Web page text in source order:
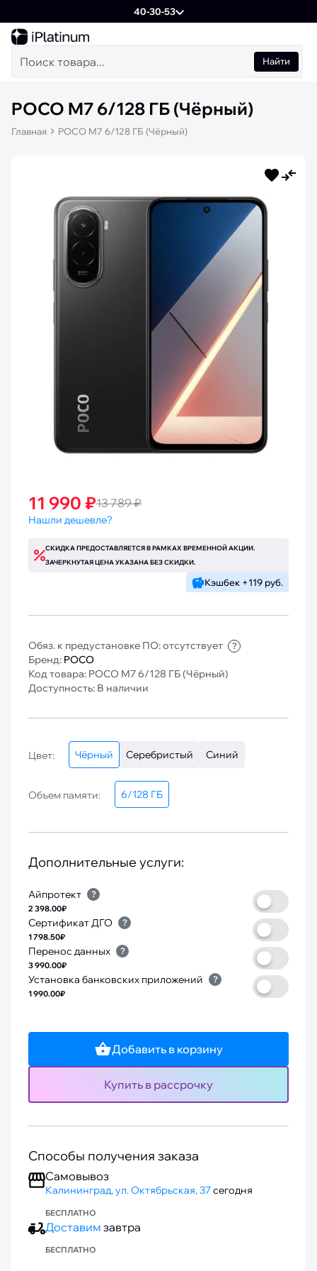
40-30-53
Найти
POCO M7 6/128 ГБ (Чёрный)
Главная POCO M7 6/128 ГБ (Чёрный)
11 990 ₽13 789 ₽
Нашли дешевле?
СКИДКА ПРЕДОСТАВЛЯЕТСЯ В РАМКАХ ВРЕМЕННОЙ АКЦИИ.
ЗАЧЕРКНУТАЯ ЦЕНА УКАЗАНА БЕЗ СКИДКИ.
Кэшбек +119 руб.
Обяз. к предустановке ПО: отсутствует ?
Бренд: POCO
Код товара: POCO M7 6/128 ГБ (Чёрный)
Доступность: В наличии
Цвет: Чёрный Серебристый Синий
Объем памяти: 6/128 ГБ
Дополнительные услуги:
Айпротект ?
2 398.00₽
Сертификат ДГО ?
1 798.50₽
Перенос данных ?
3 990.00₽
Установка банковских приложений ?
1 990.00₽
Добавить в корзину
Купить в рассрочку
Способы получения заказа
Самовывоз
Калининград, ул. Октябрьская, 37сегодня
БЕСПЛАТНО
Доставим завтра
БЕСПЛАТНО